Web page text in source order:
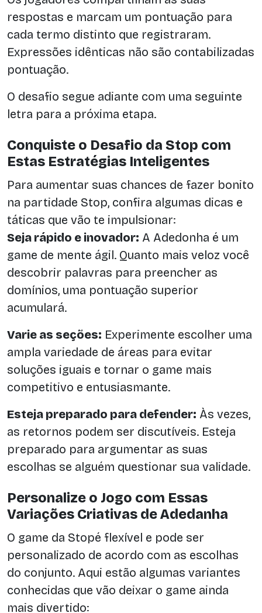
respostas e marcam um pontuação para
cada termo distinto que registraram.
Expressões idênticas não são contabilizadas
pontuação.
O desafio segue adiante com uma seguinte
letra para a próxima etapa.
Conquiste o Desafio da Stop com
Estas Estratégias Inteligentes
Para aumentar suas chances de fazer bonito
na partidade Stop, confira algumas dicas e
táticas que vão te impulsionar:
Seja rápido e inovador: A Adedonha é um
game de mente ágil. Quanto mais veloz você
descobrir palavras para preencher as
domínios, uma pontuação superior
acumulará.
Varie as seções: Experimente escolher uma
ampla variedade de áreas para evitar
soluções iguais e tornar o game mais
competitivo e entusiasmante.
Esteja preparado para defender: Às vezes,
as retornos podem ser discutíveis. Esteja
preparado para argumentar as suas
escolhas se alguém questionar sua validade.
Personalize o Jogo com Essas
Variações Criativas de Adedanha
O game da Stopé flexível e pode ser
personalizado de acordo com as escolhas
do conjunto. Aqui estão algumas variantes
conhecidas que vão deixar o game ainda
mais divertido: